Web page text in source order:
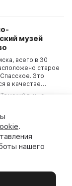
музей
всего в 30
старое
Это
в качестве
История села
р-н., с.
.
нашего